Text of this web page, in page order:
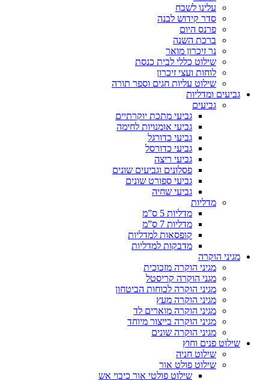
עלינו לשבח
סדר קידוש לבנה
פרנס היום
ברכת השנה
נר זיכרון מואר
שילוט כללי לבית כנסת
לוחות ועצי זיכרון
שילוט עליות חגים וספר תורה
גביעים ומדליות
גביעים
גביעי מתכת יוקרתיים
גביעי אומנויות לחימה
גביעי כדורגל
גביעי כדורסל
גביעי ריצה
פסלונים וגביעים שונים
גביעי ספורט שונים
גביעי שחיה
מדליות
מדליות 5 ס”מ
מדליות 7 ס”מ
קופסאות למדליות
מדבקות למדליות
מגיני הוקרה
מגיני הוקרה מזכוכית
מגני הוקרה קריסטל
מגיני הוקרה לכוחות הביטחון
מגיני הוקרה מעץ
מגיני הוקרה מוארים לד
מגיני הוקרה בייצור מיוחד
מגיני הוקרה שונים
שילוט פנים וחוץ
שילוט חניה
שילוט פולט אור
שילוט פולטי אור כיבוי אש